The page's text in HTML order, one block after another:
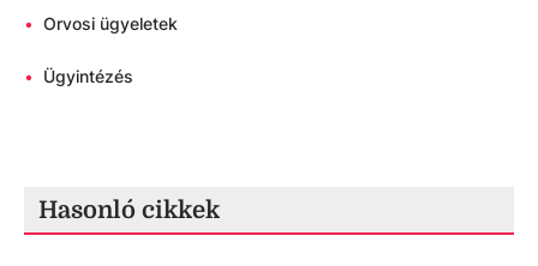
• Orvosi ügyeletek
• Ügyintézés
Hasonló cikkek